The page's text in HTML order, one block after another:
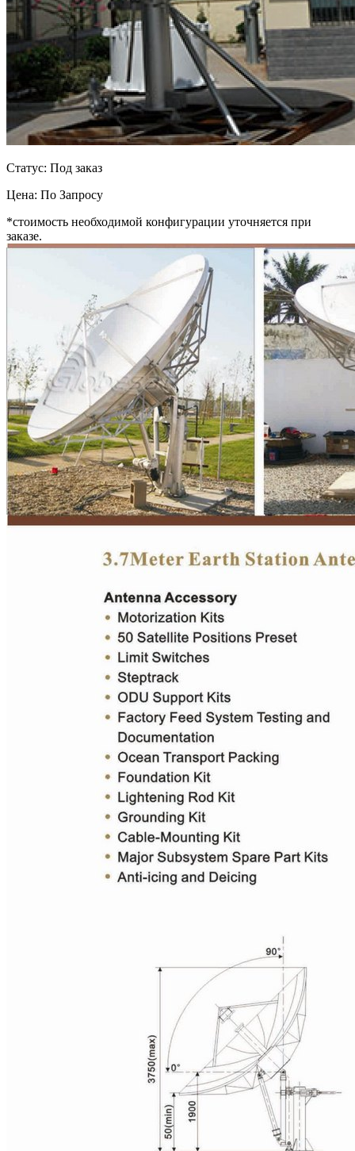
Статус: Под заказ
Цена: По Запросу
*стоимость необходимой конфигурации уточняется при
заказе.